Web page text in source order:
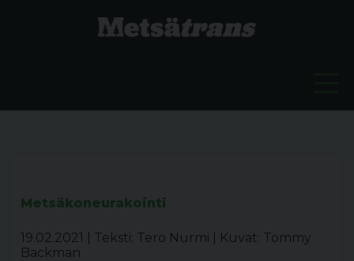
Metsäkoneurakointi
19.02.2021 Teksti: Tero Nurmi
Kuvat: Tommy
Backman